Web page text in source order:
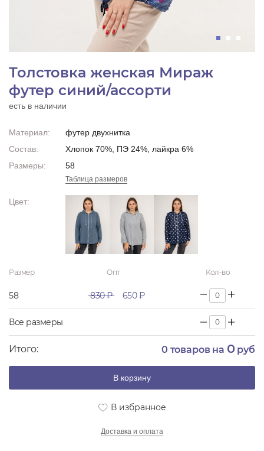
Толстовка женская Мираж
футер синий/ассорти
есть в наличии
Материал:
футер двухнитка
Состав:
Хлопок 70%, ПЭ 24%, лайкра 6%
Размеры:
58
Таблица размеров
Цвет:
Размер Опт Кол-во
58 830 ₽ 650 ₽
Все размеры
Итого: 0 товаров на 0руб
В корзину
В избранное
Доставка и оплата